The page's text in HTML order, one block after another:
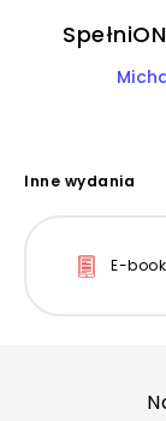
Inne wydania
E-book